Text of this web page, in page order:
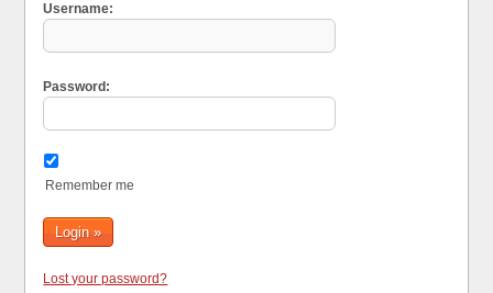
Username:
Password:
Remember me
Lost your password?